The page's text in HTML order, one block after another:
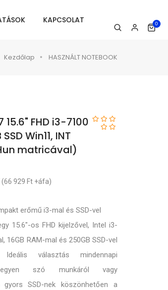
KAPCSOLAT 0
Kezdőlap HASZNÁLT NOTEBOOK
15.6" FHD i3-7100
Win11, INT
matricával)
(66 929 Ft +áfa)
erőmű i3-mal és SSD-vel
15.6"-os FHD kijelzővel, Intel i3-
16GB RAM-mal és 250GB SSD-vel
választás mindennapi
szó munkáról vagy
gyors SSD-nek köszönhetően a